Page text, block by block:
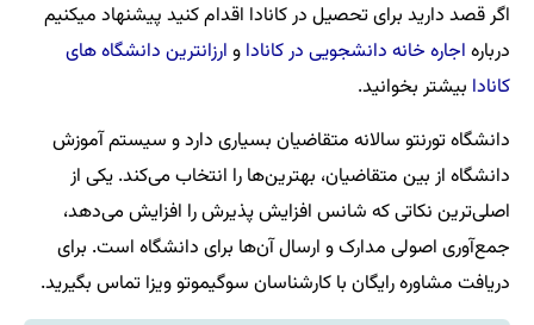
در کانادا اقدام کنید پیشنهاد میکنیم
در کانادا وارزانترین دانشگاه های
متقاضیان بسیاری دارد و سیستم آموزش
بهترین‌ها را انتخاب می‌کند. یکی از
افزایش پذیرش را افزایش می‌دهد،
و ارسال آن‌ها برای دانشگاه است. برای
کارشناسان سوگیموتو ویزا تماس بگیرید.